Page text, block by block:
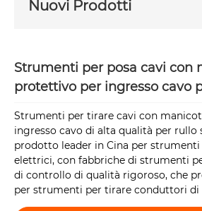
Nuovi Prodotti
Strumenti per posa cavi con
protettivo per ingresso cavo
Strumenti per tirare cavi con
ingresso cavo di alta qualità per rullo
prodotto leader in Cina per
elettrici, con fabbriche di strumenti
di controllo di qualità rigoroso, che
per strumenti per tirare conduttori di